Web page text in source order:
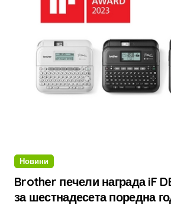
Новини
Brother печели награда iF
за шестнадесета поредна